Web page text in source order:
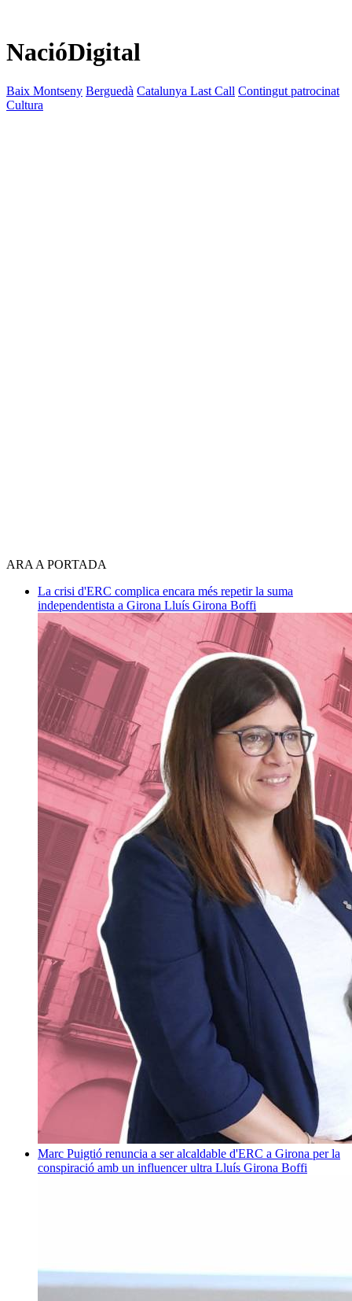
NacióDigital
Baix Montseny Berguedà Catalunya Last Call Contingut patrocinat
Cultura
ARA A PORTADA
La crisi d'ERC complica encara més repetir la suma
independentista a Girona Lluís Girona Boffi
Marc Puigtió renuncia a ser alcaldable d'ERC a Girona per la
conspiració amb un influencer ultra Lluís Girona Boffi